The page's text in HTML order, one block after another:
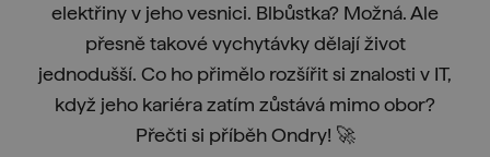
elektřiny v jeho vesnici. Blbůstka? Možná. Ale
přesně takové vychytávky dělají život
jednodušší. Co ho přimělo rozšířit si znalosti v IT,
když jeho kariéra zatím zůstává mimo obor?
Přečti si příběh Ondry! 🚀